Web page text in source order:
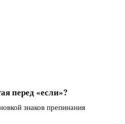
перед «если»?
знаков препинания